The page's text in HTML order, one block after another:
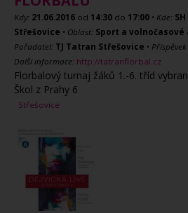
Kdy: 21.06.2016 od 14:30 do 17:00 • Kde:
Střešovice • Oblast: Sport a
Pořadatel: TJ Tatran Střešovice • Příspěvek
Další informace: http://tatranflorbal.cz
Florbalový turnaj žáků 1.-6. tříd
Škol z Prahy 6
Střešovice